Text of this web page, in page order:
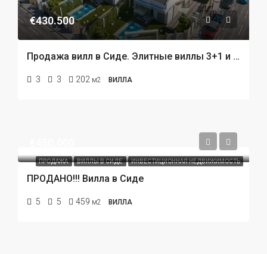
€430.500
Продажа вилл в Сиде. Элитные виллы 3+1 и 4+1
3 3 202 м2 ВИЛЛА
ПРОДАЖА ВИЛЛЫ В СИДЕ ИНВЕСТИЦИОННАЯ НЕДВИЖИМОСТЬ
ПРОДАНО!!! Вилла в Сиде
5 5 459 м2 ВИЛЛА